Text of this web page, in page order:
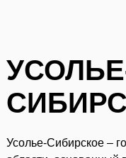
Усолье-Сибирское –